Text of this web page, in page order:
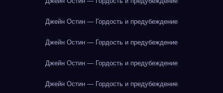
Джейн Остин — Гордость и предубеждение
Джейн Остин — Гордость и предубеждение
Джейн Остин — Гордость и предубеждение
Джейн Остин — Гордость и предубеждение